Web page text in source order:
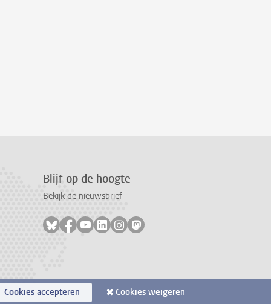
Blijf op de hoogte
Bekijk de nieuwsbrief
Volg ons op bluesky
Volg ons op facebook
Volg ons op youtube
Volg ons op linkedin
Volg ons op instagram
Volg ons op mastodon
Cookies accepteren Cookies weigeren